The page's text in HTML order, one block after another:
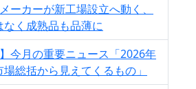
ーカーが新工場設立へ動く、
く成熟品も品薄に
今月の重要ニュース「2026年
総括から見えてくるもの」